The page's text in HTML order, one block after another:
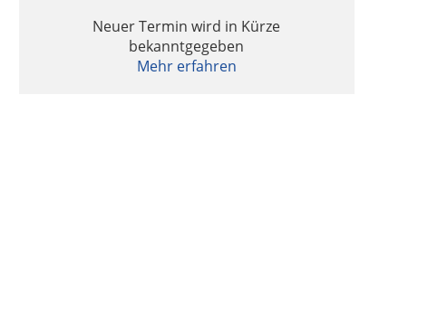
Neuer Termin wird in Kürze
bekanntgegeben
Mehr erfahren